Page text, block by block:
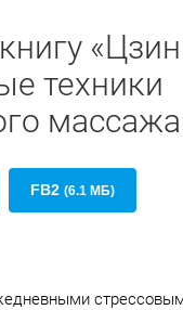
техники
FB2 (6.1 МБ)